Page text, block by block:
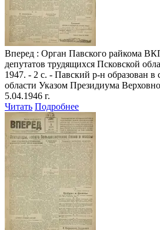
Вперед : Орган Павского райкома
депутатов трудящихся Псковской
1947. - 2 с. - Павский р-н образован в
области Указом Президиума
5.04.1946 г.
Читать Подробнее